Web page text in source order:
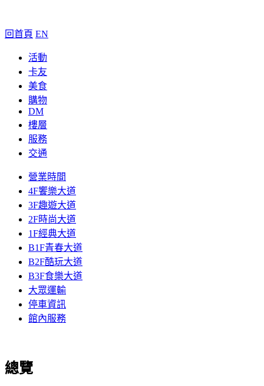
回首頁 EN
活動
卡友
美食
購物
DM
樓層
服務
交通
營業時間
4F饗樂大道
3F趣遊大道
2F時尚大道
1F經典大道
B1F青春大道
B2F酷玩大道
B3F食樂大道
大眾運輸
停車資訊
館內服務
總覽